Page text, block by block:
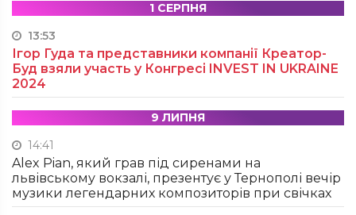
1 СЕРПНЯ
13:53
Ігор Гуда та представники компанії Креатор-
Буд взяли участь у Конгресі INVEST IN UKRAINE
2024
9 ЛИПНЯ
14:41
Alex Pian, який грав під сиренами на
львівському вокзалі, презентує у Тернополі вечір
музики легендарних композиторів при свічках